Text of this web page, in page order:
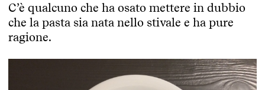
C’è qualcuno che ha osato mettere in dubbio
che la pasta sia nata nello stivale e ha pure
ragione.